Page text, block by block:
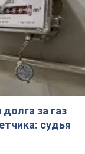
за газ
судья